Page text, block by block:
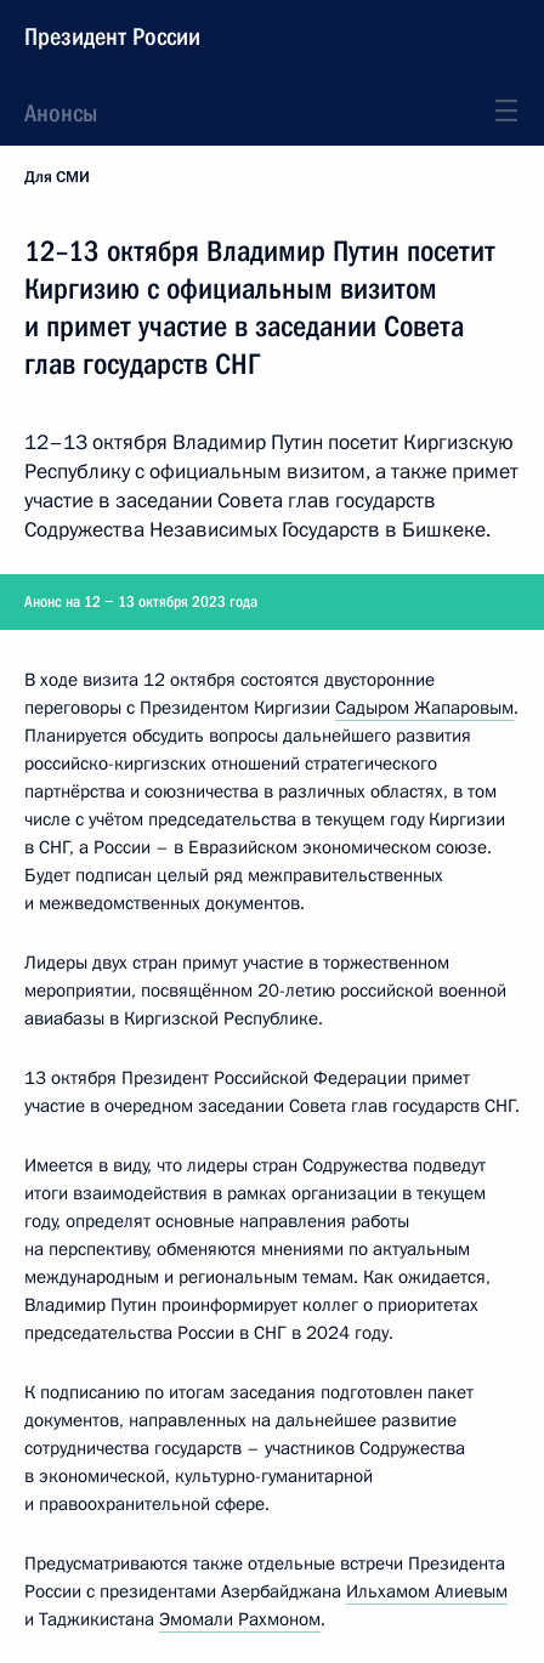
Президент России
Анонсы
Для СМИ
12–13 октября Владимир Путин посетит
Киргизию с официальным визитом
и примет участие в заседании Совета
глав государств СНГ
12–13 октября Владимир Путин посетит Киргизскую
Республику с официальным визитом, а также примет
участие в заседании Совета глав государств
Содружества Независимых Государств в Бишкеке.
Анонс на 12 − 13 октября 2023 года
В ходе визита 12 октября состоятся двусторонние
переговоры с Президентом Киргизии Садыром Жапаровым.
Планируется обсудить вопросы дальнейшего развития
российско-киргизских отношений стратегического
партнёрства и союзничества в различных областях, в том
числе с учётом председательства в текущем году Киргизии
в СНГ, а России – в Евразийском экономическом союзе.
Будет подписан целый ряд межправительственных
и межведомственных документов.
Лидеры двух стран примут участие в торжественном
мероприятии, посвящённом 20-летию российской военной
авиабазы в Киргизской Республике.
13 октября Президент Российской Федерации примет
участие в очередном заседании Совета глав государств СНГ.
Имеется в виду, что лидеры стран Содружества подведут
итоги взаимодействия в рамках организации в текущем
году, определят основные направления работы
на перспективу, обменяются мнениями по актуальным
международным и региональным темам. Как ожидается,
Владимир Путин проинформирует коллег о приоритетах
председательства России в СНГ в 2024 году.
К подписанию по итогам заседания подготовлен пакет
документов, направленных на дальнейшее развитие
сотрудничества государств – участников Содружества
в экономической, культурно-гуманитарной
и правоохранительной сфере.
Предусматриваются также отдельные встречи Президента
России с президентами Азербайджана Ильхамом Алиевым
и Таджикистана Эмомали Рахмоном.